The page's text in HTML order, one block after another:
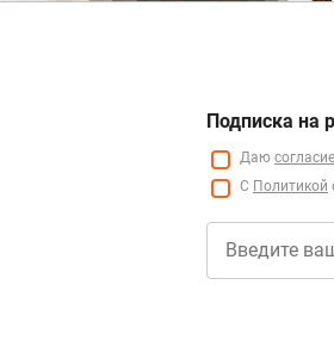
Подписка на
Даю согласие
С Политикой